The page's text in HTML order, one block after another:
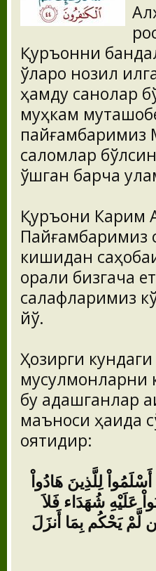
Қуръонни
ўлароқ нозил
ҳамду санолар
муҳкам
пайғамбаримиз
саломлар
қўшган барча
Қуръони Карим
Пайғамбаримиз
кишидан
орқали бизгача
салафларимиз
йўқ.
Ҳозирги
мусулмонларни
бу адашганлар
маъноси ҳақида
оятидир:
أَسْلَمُواْ لِلَّذِينَ هَادُواْ
عَلَيْهِ شُهَدَاء فَلاَ
لَّمْ يَحْكُم بِمَا أَنزَلَ